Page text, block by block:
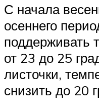
С начала
осеннего
поддерживать
от 23 до 25
листочки,
снизить до 20